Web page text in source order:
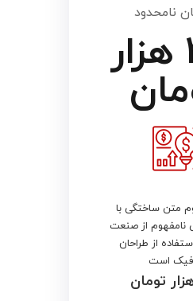
نامحدود
۴۹۹ هزار
متن ساختگی با
نامفهوم از صنعت
از طراحان
است